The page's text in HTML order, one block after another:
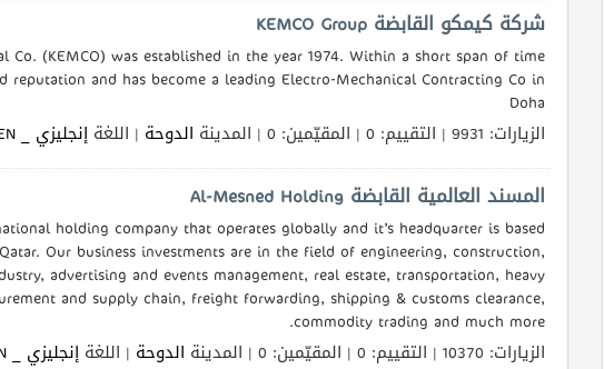
شركة كيمكو القابضة KEMCO Group
Co. (KEMCO) was established in the year 1974. Within a short span of time
reputation and has become a leading Electro-Mechanical Contracting Co in
Doha
الزيارات: 9931 | التقييم: 0 | المقيّمين: 0 | المدينة
الدوحة | اللغة إنجليزي _ EN
المسند العالمية القابضة Al-Mesned Holding
holding company that operates globally and it’s headquarter is based
Our business investments are in the field of engineering, construction,
advertising and events management, real estate, transportation, heavy
and supply chain, freight forwarding, shipping & customs clearance,
commodity trading and much more.
الزيارات: 10370 | التقييم: 0 | المقيّمين: 0 | المدينة
الدوحة | اللغة إنجليزي _ EN